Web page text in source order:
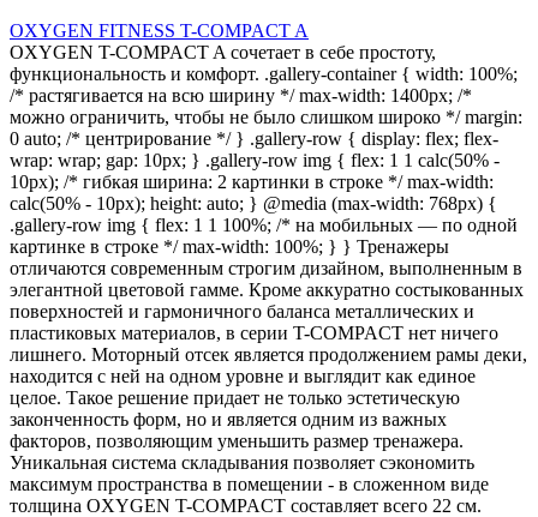
OXYGEN FITNESS T-COMPACT A
OXYGEN T-COMPACT A сочетает в себе простоту,
функциональность и комфорт. .gallery-container { width: 100%;
/* растягивается на всю ширину */ max-width: 1400px; /*
можно ограничить, чтобы не было слишком широко */ margin:
0 auto; /* центрирование */ } .gallery-row { display: flex; flex-
wrap: wrap; gap: 10px; } .gallery-row img { flex: 1 1 calc(50% -
10px); /* гибкая ширина: 2 картинки в строке */ max-width:
calc(50% - 10px); height: auto; } @media (max-width: 768px) {
.gallery-row img { flex: 1 1 100%; /* на мобильных — по одной
картинке в строке */ max-width: 100%; } } Тренажеры
отличаются современным строгим дизайном, выполненным в
элегантной цветовой гамме. Кроме аккуратно состыкованных
поверхностей и гармоничного баланса металлических и
пластиковых материалов, в серии T-COMPACT нет ничего
лишнего. Моторный отсек является продолжением рамы деки,
находится с ней на одном уровне и выглядит как единое
целое. Такое решение придает не только эстетическую
законченность форм, но и является одним из важных
факторов, позволяющим уменьшить размер тренажера.
Уникальная система складывания позволяет сэкономить
максимум пространства в помещении - в сложенном виде
толщина OXYGEN T-COMPACT составляет всего 22 см.